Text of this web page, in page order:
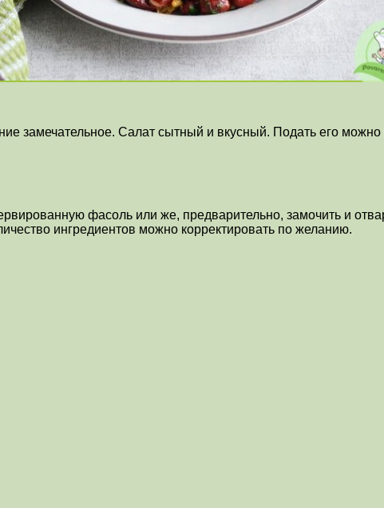
замечательное. Салат сытный и вкусный. Подать его можно
фасоль или же, предварительно, замочить и
ингредиентов можно корректировать по желанию.